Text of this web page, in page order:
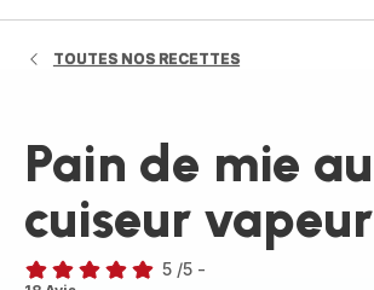
TOUTES NOS RECETTES
Pain de mie au
cuiseur vapeur
5 /5 -